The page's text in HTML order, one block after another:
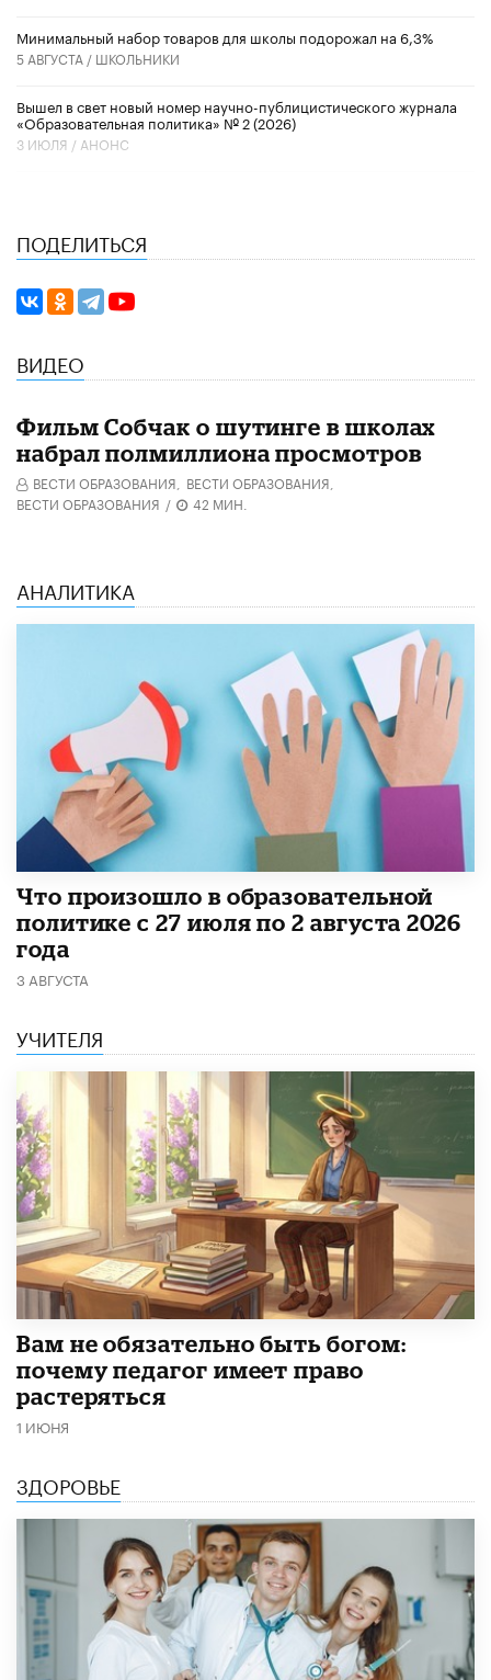
Минимальный набор товаров для школы подорожал на 6,3%
5 АВГУСТА / ШКОЛЬНИКИ
Вышел в свет новый номер научно-публицистического журнала
«Образовательная политика» № 2 (2026)
3 ИЮЛЯ / АНОНС
ПОДЕЛИТЬСЯ
ВИДЕО
Фильм Собчак о шутинге в школах
набрал полмиллиона просмотров
ВЕСТИ ОБРАЗОВАНИЯ, ВЕСТИ ОБРАЗОВАНИЯ,
ВЕСТИ ОБРАЗОВАНИЯ / 42 МИН.
АНАЛИТИКА
​Что произошло в образовательной
политике с 27 июля по 2 августа 2026
года
3 АВГУСТА
УЧИТЕЛЯ
​Вам не обязательно быть богом:
почему педагог имеет право
растеряться
1 ИЮНЯ
ЗДОРОВЬЕ